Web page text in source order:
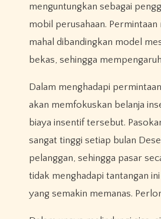
menguntungkan sebagai
mobil perusahaan.
mahal dibandingkan model
bekas, sehingga
Dalam menghadapi
akan memfokuskan belanja
biaya insentif tersebut.
sangat tinggi setiap bulan
pelanggan, sehingga pasar
tidak menghadapi tantangan
yang semakin memanas.